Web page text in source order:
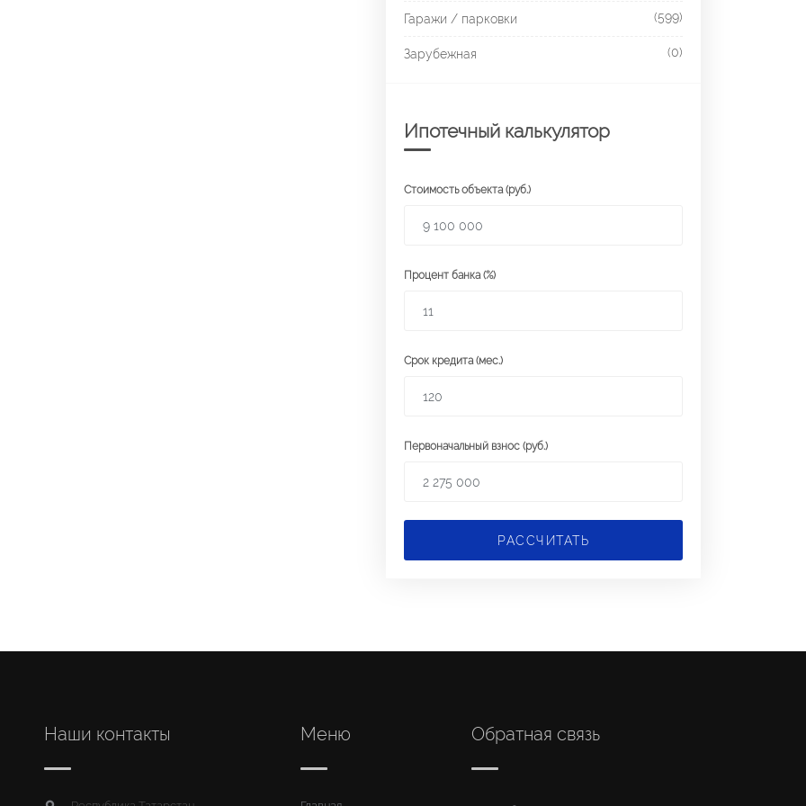
Гаражи / парковки (599)
Зарубежная (0)
Ипотечный калькулятор
Стоимость объекта (руб.)
Процент банка (%)
Срок кредита (мес.)
Первоначальный взнос (руб.)
РАССЧИТАТЬ
Наши контакты Меню Обратная связь